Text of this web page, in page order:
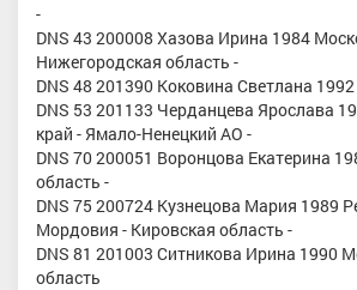
-
DNS 43 200008 Хазова Ирина 1984
Нижегородская область -
DNS 48 201390 Коковина Светлана
DNS 53 201133 Черданцева Ярослава
край - Ямало-Ненецкий АО -
DNS 70 200051 Воронцова Екатерина
область -
DNS 75 200724 Кузнецова Мария 1989
Мордовия - Кировская область -
DNS 81 201003 Ситникова Ирина 1990
область